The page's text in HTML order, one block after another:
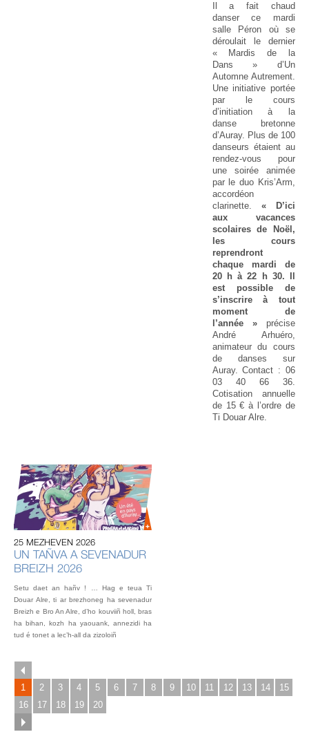
Il a fait chaud
danser ce mardi
salle Péron où se
déroulait le dernier
« Mardis de la
Dans » d’Un
Automne Autrement.
Une initiative portée
par le cours
d’initiation à la
danse bretonne
d’Auray. Plus de 100
danseurs étaient au
rendez-vous pour
une soirée animée
par le duo Kris’Arm,
accordéon
clarinette. « D’ici
aux vacances
scolaires de Noël,
les cours
reprendront
chaque mardi de
20 h à 22 h 30. Il
est possible de
s’inscrire à tout
moment de
l’année »précise
André Arhuéro,
animateur du cours
de danses sur
Auray. Contact : 06
03 40 66 36.
Cotisation annuelle
de 15 € à l’ordre de
Ti Douar Alre.
25 MEZHEVEN 2026
UN TAÑVA A SEVENADUR
BREIZH 2026
Setu daet an hañv ! … Hag e teua Ti
Douar Alre, ti ar brezhoneg ha sevenadur
Breizh e Bro An Alre, d’ho kouviiñ holl, bras
ha bihan, kozh ha yaouank, annezidi ha
tud é tonet a lec’h-all da zizoloiñ
1 2 3 4 5 6 7 8 9 10 11 12 13 14
15
16
17 18 19 20